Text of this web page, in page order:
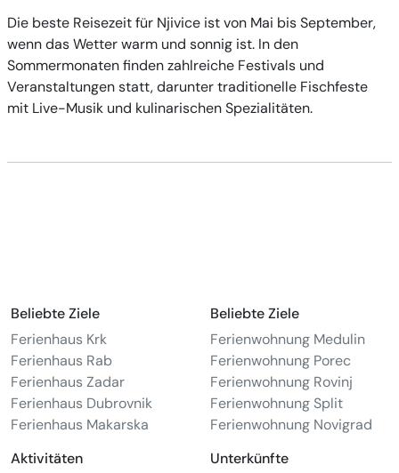
Die beste Reisezeit für Njivice ist von Mai bis September,
wenn das Wetter warm und sonnig ist. In den
Sommermonaten finden zahlreiche Festivals und
Veranstaltungen statt, darunter traditionelle Fischfeste
mit Live-Musik und kulinarischen Spezialitäten.
Beliebte Ziele
Ferienhaus Krk
Ferienhaus Rab
Ferienhaus Zadar
Ferienhaus Dubrovnik
Ferienhaus Makarska
Beliebte Ziele
Ferienwohnung Medulin
Ferienwohnung Porec
Ferienwohnung Rovinj
Ferienwohnung Split
Ferienwohnung Novigrad
Aktivitäten
Unterkünfte